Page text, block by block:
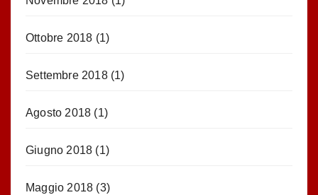
Ottobre 2018 (1)
Settembre 2018(1)
Agosto 2018 (1)
Giugno 2018 (1)
Maggio 2018 (3)